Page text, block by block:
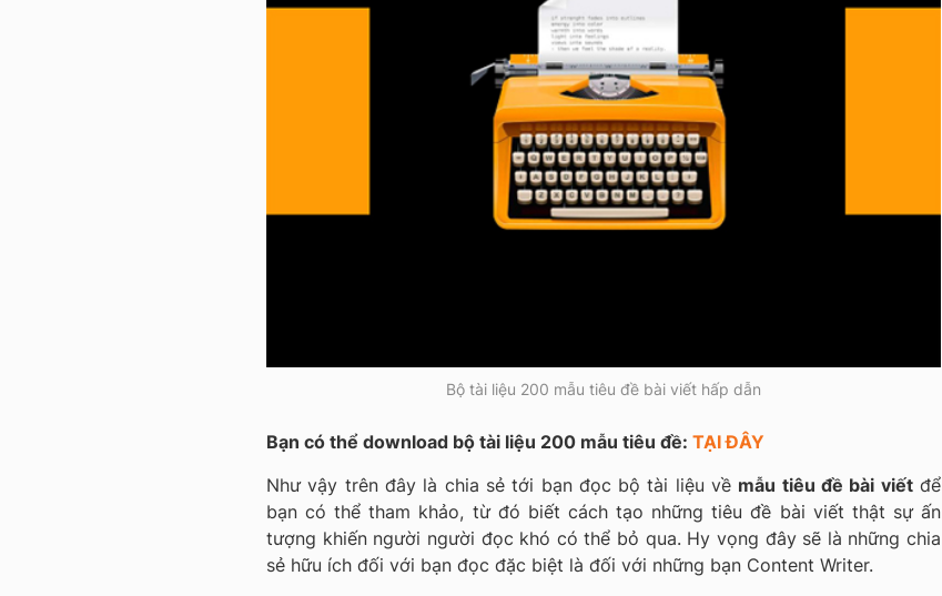
Bộ tài liệu 200 mẫu tiêu đề bài viết hấp dẫn
Bạn có thể download bộ tài liệu 200 mẫu tiêu đề: TẠI ĐÂY
Như vậy trên đây là chia sẻ tới bạn đọc bộ tài liệu về mẫu tiêu đề bài viếtđể
bạn có thể tham khảo, từ đó biết cách tạo những tiêu đề bài viết thật sự ấn
tượng khiến người người đọc khó có thể bỏ qua. Hy vọng đây sẽ là những chia
sẻ hữu ích đối với bạn đọc đặc biệt là đối với những bạn Content Writer.